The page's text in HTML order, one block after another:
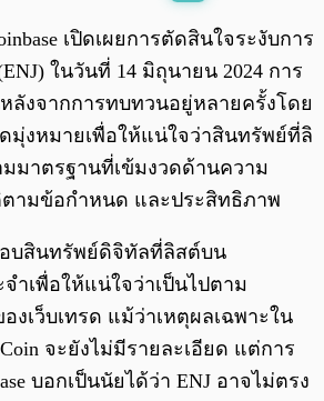
0:00 0:00
เปิดเผยการตัดสินใจระงับการ
ในวันที่ 14 มิถุนายน 2024 การ
ลังจากการทบทวนอยู่หลายครั้งโดย
มุ่งหมายเพื่อให้แน่ใจว่าสินทรัพย์ที่ลิ
มาตรฐานที่เข้มงวดด้านความ
ามข้อกำหนด และประสิทธิภาพ
อบสินทรัพย์ดิจิทัลที่ลิสต์บน
ำเพื่อให้แน่ใจว่าเป็นไปตาม
งเว็บเทรด แม้ว่าเหตุผลเฉพาะใน
จะยังไม่มีรายละเอียด แต่การ
บอกเป็นนัยได้ว่า ENJ อาจไม่ตรง